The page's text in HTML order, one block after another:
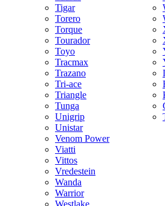
Tigar
Torero
Torque
Tourador
Toyo
Tracmax
Trazano
Tri-ace
Triangle
Tunga
Unigrip
Unistar
Venom Power
Viatti
Vittos
Vredestein
Wanda
Warrior
Westlake